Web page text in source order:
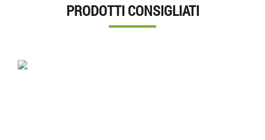
PRODOTTI CONSIGLIATI